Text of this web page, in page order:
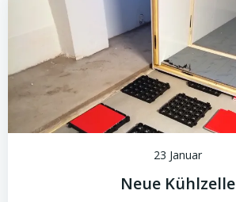
23 Januar
Neue Kühlzelle